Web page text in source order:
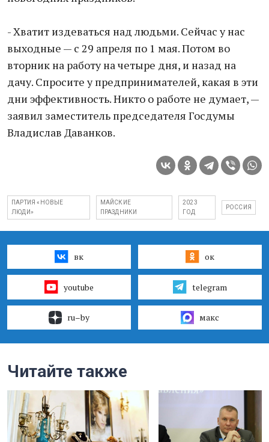
- Хватит издеваться над людьми. Сейчас у нас
выходные — с 29 апреля по 1 мая. Потом во
вторник на работу на четыре дня, и назад на
дачу. Спросите у предпринимателей, какая в эти
дни эффективность. Никто о работе не думает, —
заявил заместитель председателя Госдумы
Владислав Даванков.
ПАРТИЯ «НОВЫЕ
ЛЮДИ»
МАЙСКИЕ
ПРАЗДНИКИ
2023
ГОД
РОССИЯ
вк ок
youtube telegram
ru–by макс
Читайте также